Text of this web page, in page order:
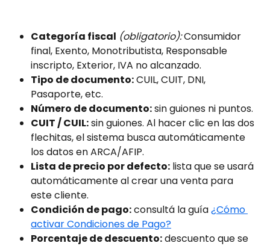
Categoría fiscal (obligatorio): Consumidor
final, Exento, Monotributista, Responsable
inscripto, Exterior, IVA no alcanzado.
Tipo de documento: CUIL, CUIT, DNI,
Pasaporte, etc.
Número de documento: sin guiones ni puntos.
CUIT / CUIL: sin guiones. Al hacer clic en las dos
flechitas, el sistema busca automáticamente
los datos en ARCA/AFIP.
Lista de precio por defecto: lista que se usará
automáticamente al crear una venta para
este cliente.
Condición de pago: consultá la guía ¿Cómo
activar Condiciones de Pago?
Porcentaje de descuento: descuento que se